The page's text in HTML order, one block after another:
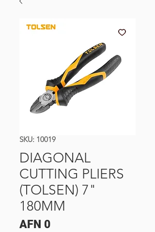
SKU: 10019
DIAGONAL
CUTTING PLIERS
(TOLSEN) 7"
180MM
AFN 0Price